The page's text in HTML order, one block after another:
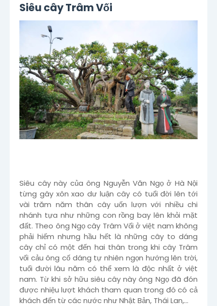
Siêu cây Trâm Vối
Siêu cây này của ông Nguyễn Văn Ngọ ở Hà Nội
từng gây xôn xao dư luận cây có tuổi đời lên tới
vài trăm năm thân cây uốn lượn với nhiều chi
nhánh tựa như những con rồng bay lên khỏi mặt
đất. Theo ông Ngọ cây Trâm Vối ở việt nam không
phải hiếm nhưng hầu hết là những cây to dáng
cây chỉ có một đến hai thân trong khi cây Trâm
vối cảu ông cố dáng tự nhiên ngọn hướng lên trời,
tuổi đười lâu năm có thể xem là độc nhất ở việt
nam. Từ khi sở hữu siêu cây này ông Ngọ đã đón
được nhiệu lượt khách tham quan trong đó có cả
khách đến từ các nước như Nhật Bản, Thái Lan,…